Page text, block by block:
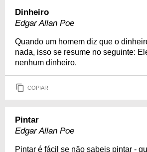
Dinheiro
Edgar Allan Poe
Quando um homem diz que o
nada, isso se resume no seguinte:
nenhum dinheiro.
COPIAR
Pintar
Edgar Allan Poe
Pintar é fácil se não sabeis pintar -